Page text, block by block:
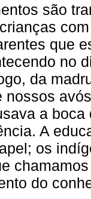
são
que
no
da
nossos
a
A
os
do